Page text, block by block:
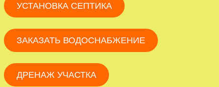
УСТАНОВКА СЕПТИКА
ЗАКАЗАТЬ ВОДОСНАБЖЕНИЕ
ДРЕНАЖ УЧАСТКА